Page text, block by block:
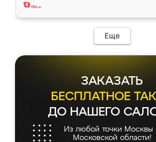
Еще
ЗАКАЗАТЬ
БЕСПЛАТНОЕ
ДО НАШЕГО
Из любой точки Москвы
Московской области!